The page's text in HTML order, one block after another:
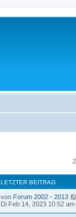
LETZTER BEITRAG
von Forum 2002 - 2013
Di Feb 14, 2023 10:52 am